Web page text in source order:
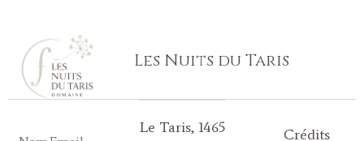
Les Nuits du Taris
Crédits
Le Taris, 1465